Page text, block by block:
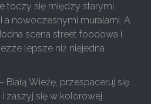
toczy się między starymi
a nowoczesnymi muralami. A
scena street foodowa i
lepsze niż niejedna
Wieżę, przespaceruj się
zaszyj się w kolorowej